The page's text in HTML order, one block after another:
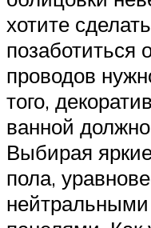
хотите
позаботиться
проводов
того,
ванной
Выбирая
пола,